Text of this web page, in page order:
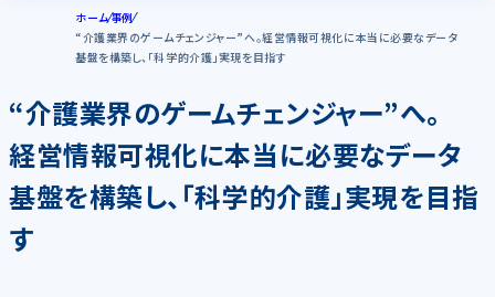
ホーム事例
“介護業界のゲームチェンジャー”へ。経営情報可視化に本当に必要なデータ
基盤を構築し、「科学的介護」実現を目指す
“介護業界のゲームチェンジャー”へ。
経営情報可視化に本当に必要なデータ
基盤を構築し、「科学的介護」実現を目指
す